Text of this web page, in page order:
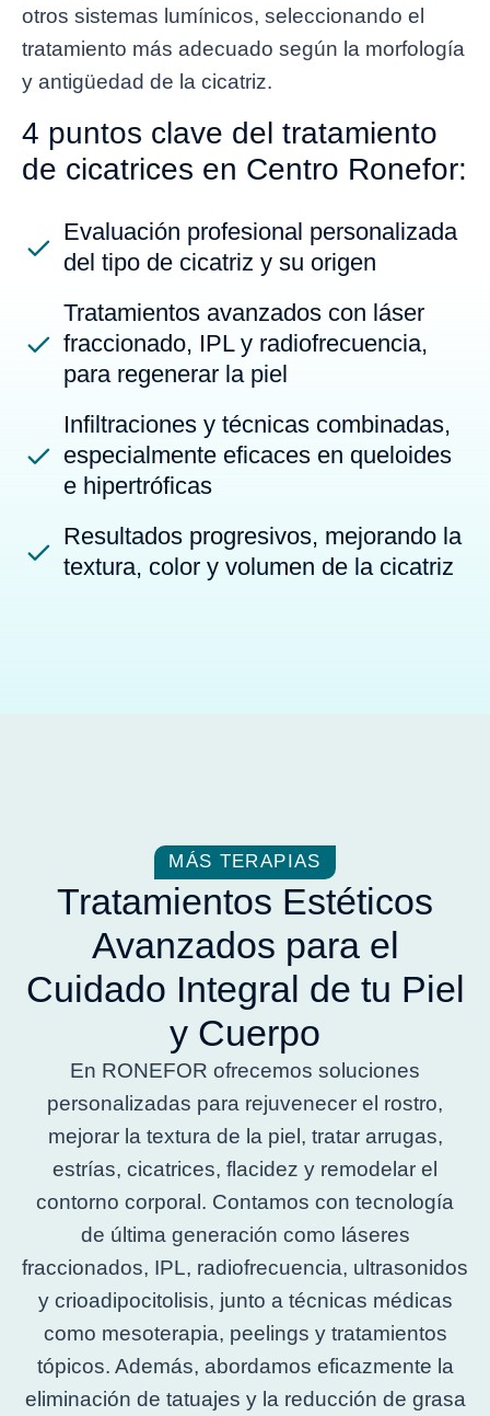
otros sistemas lumínicos, seleccionando el
tratamiento más adecuado según la morfología
y antigüedad de la cicatriz.
4 puntos clave del tratamiento
de cicatrices en Centro Ronefor:
Evaluación profesional personalizada
del tipo de cicatriz y su origen
Tratamientos avanzados con láser
fraccionado, IPL y radiofrecuencia,
para regenerar la piel
Infiltraciones y técnicas combinadas,
especialmente eficaces en queloides
e hipertróficas
Resultados progresivos, mejorando la
textura, color y volumen de la cicatriz
MÁS TERAPIAS
Tratamientos Estéticos
Avanzados para el
Cuidado Integral de tu Piel
y Cuerpo
En RONEFOR ofrecemos soluciones
personalizadas para rejuvenecer el rostro,
mejorar la textura de la piel, tratar arrugas,
estrías, cicatrices, flacidez y remodelar el
contorno corporal. Contamos con tecnología
de última generación como láseres
fraccionados, IPL, radiofrecuencia, ultrasonidos
y crioadipocitolisis, junto a técnicas médicas
como mesoterapia, peelings y tratamientos
tópicos. Además, abordamos eficazmente la
eliminación de tatuajes y la reducción de grasa